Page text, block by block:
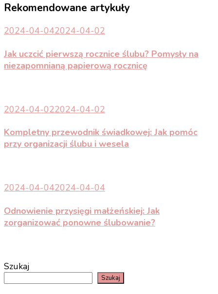
Rekomendowane artykuły
2024-04-042024-04-02
Jak uczcić pierwszą rocznice ślubu? Pomysły na
niezapomnianą papierową rocznicę
2024-04-022024-04-02
Kompletny przewodnik świadkowej: Jak pomóc
przy organizacji ślubu i wesela
2024-04-042024-04-04
Odnowienie przysięgi małżeńskiej: Jak
zorganizować ponowne ślubowanie?
Szukaj
Szukaj